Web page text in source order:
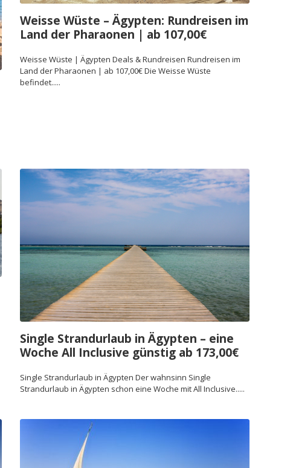
Weisse Wüste – Ägypten: Rundreisen im
Land der Pharaonen | ab 107,00€
Weisse Wüste | Ägypten Deals & Rundreisen Rundreisen im
Land der Pharaonen | ab 107,00€ Die Weisse Wüste
befindet.....
Single Strandurlaub in Ägypten – eine
Woche All Inclusive günstig ab 173,00€
Single Strandurlaub in Ägypten Der wahnsinn Single
Strandurlaub in Ägypten schon eine Woche mit All Inclusive.....